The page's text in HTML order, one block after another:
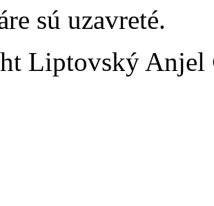
sú uzavreté.
Liptovský Anjel